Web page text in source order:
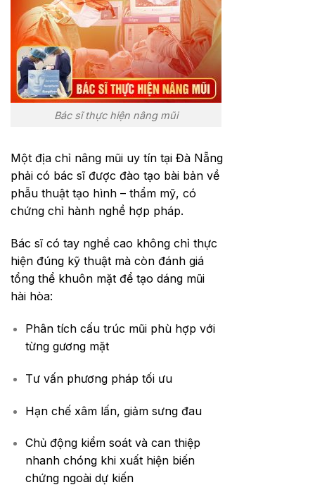
Bác sĩ thực hiện nâng mũi
Một địa chỉ nâng mũi uy tín tại Đà Nẵng
phải có bác sĩ được đào tạo bài bản về
phẫu thuật tạo hình – thẩm mỹ, có
chứng chỉ hành nghề hợp pháp.
Bác sĩ có tay nghề cao không chỉ thực
hiện đúng kỹ thuật mà còn đánh giá
tổng thể khuôn mặt để tạo dáng mũi
hài hòa:
Phân tích cấu trúc mũi phù hợp với
từng gương mặt
Tư vấn phương pháp tối ưu
Hạn chế xâm lấn, giảm sưng đau
Chủ động kiểm soát và can thiệp
nhanh chóng khi xuất hiện biến
chứng ngoài dự kiến